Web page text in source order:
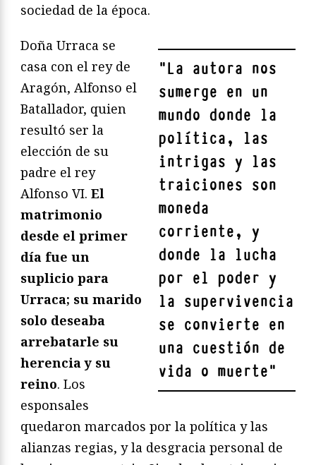
sociedad de la época.
"La autora nos
sumerge en un
mundo donde la
política, las
intrigas y las
traiciones son
moneda
corriente, y
donde la lucha
por el poder y
la supervivencia
se convierte en
una cuestión de
vida o muerte"
Doña Urraca se
casa con el rey de
Aragón, Alfonso el
Batallador, quien
resultó ser la
elección de su
padre el rey
Alfonso VI. El
matrimonio
desde el primer
día fue un
suplicio para
Urraca; su marido
solo deseaba
arrebatarle su
herencia y su
reino. Los
esponsales
quedaron marcados por la política y las
alianzas regias, y la desgracia personal de